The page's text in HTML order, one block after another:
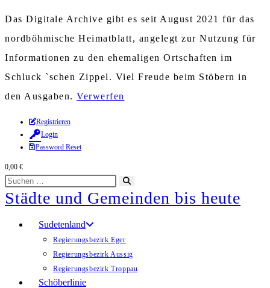
Das Digitale Archive gibt es seit August 2021 für das
nordböhmische Heimatblatt, angelegt zur Nutzung für
Informationen zu den ehemaligen Ortschaften im
Schluck `schen Zippel. Viel Freude beim Stöbern in
den Ausgaben. Verwerfen
Zum
Inhalt
springen
Registrieren
Login
Password Reset
0,00 €
Diese
Website
durchsuchen
starten
Städte und Gemeinden bis heute
Sudetenland
Regierungsbezirk Eger
Regierungsbezirk Aussig
Regierungsbezirk Troppau
Schöberlinie